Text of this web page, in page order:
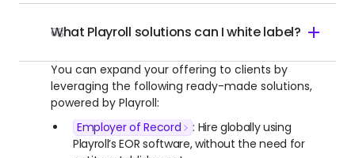
03
What Playroll solutions can I white label?
You can expand your offering to clients by
leveraging the following ready-made solutions,
powered by Playroll:
Employer of Record
: Hire globally using
Playroll’s EOR software, without the need for